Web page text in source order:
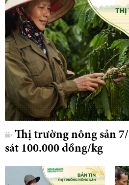
Thị trường nông sản 7/
sát 100.000 đồng/kg